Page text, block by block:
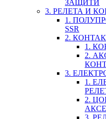
ЗАЩИТИ
3. РЕЛЕТА И
1.
SSR
2.
1.
2.
3.
1.
2.
3.